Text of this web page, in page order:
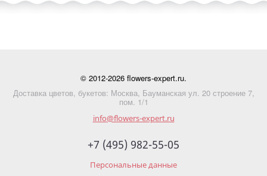
© 2012-2026 flowers-expert.ru.
Доставка цветов, букетов: Москва, Бауманская ул. 20 строение 7,
пом. 1/1
info@flowers-expert.ru
+7 (495) 982-55-05
Персональные данные